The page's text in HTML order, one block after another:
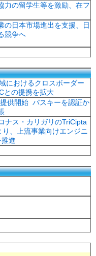
力の留学生等を激励、在フ
の日本市場進出を支援、日
競争へ
におけるクロスボーダー
との提携を拡大
供開始 パスキーを認証か
ナス・カリガリのTriCipta
、上流事業向けエンジニ
進